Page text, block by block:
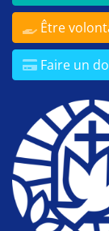
Être
Faire un